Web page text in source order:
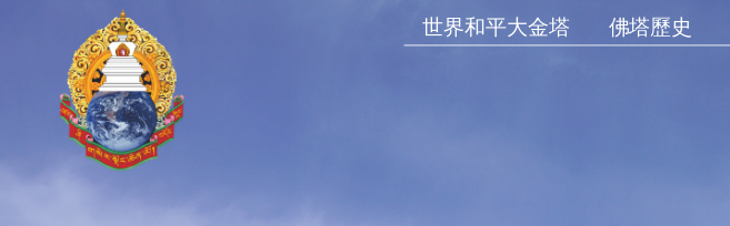
世界和平大金塔 佛塔歷史